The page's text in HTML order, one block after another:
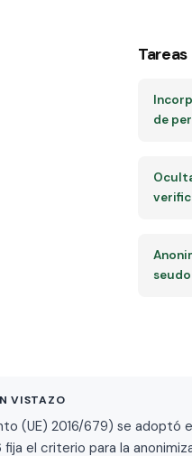
de
VISTAZO
(UE) 2016/679) se adoptó
el criterio para la